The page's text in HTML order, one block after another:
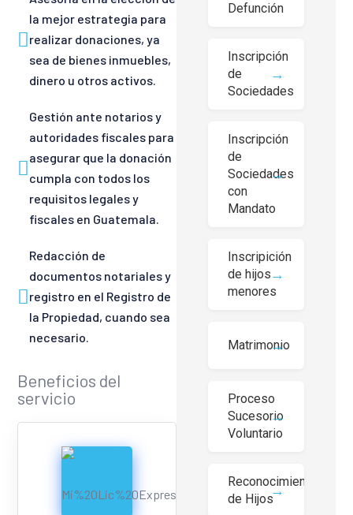
la mejor estrategia para
realizar donaciones, ya
sea de bienes inmuebles,
dinero u otros activos.
Gestión ante notarios y
autoridades fiscales para
asegurar que la donación
cumpla con todos los
requisitos legales y
fiscales en Guatemala.
Redacción de
documentos notariales y
registro en el Registro de
la Propiedad, cuando sea
necesario.
Beneficios del
servicio
Defunción
Inscripción
de
Sociedades
Inscripción
de
Sociedades
con
Mandato
Inscripición
de hijos
menores
Matrimonio
Proceso
Sucesorio
Voluntario
Reconocimiento
de Hijos